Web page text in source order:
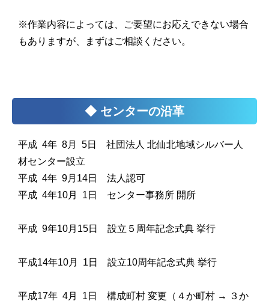
※作業内容によっては、ご要望にお応えできない場合
もありますが、まずはご相談ください。
◆ センターの沿革
平成 4年 8月 5日 社団法人 北仙北地域シルバー人
材センター設立
平成 4年 9月14日 法人認可
平成 4年10月 1日 センター事務所 開所
平成 9年10月15日 設立５周年記念式典 挙行
平成14年10月 1日 設立10周年記念式典 挙行
平成17年 4月 1日 構成町村 変更（４か町村 → ３か